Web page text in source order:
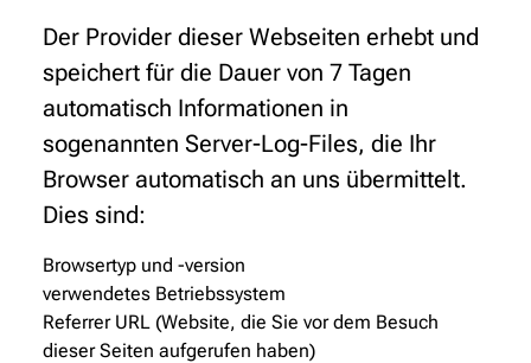
Der Provider dieser Webseiten erhebt und
speichert für die Dauer von 7 Tagen
automatisch Informationen in
sogenannten Server-Log-Files, die Ihr
Browser automatisch an uns übermittelt.
Dies sind:
Browsertyp und -version
verwendetes Betriebssystem
Referrer URL (Website, die Sie vor dem Besuch
dieser Seiten aufgerufen haben)